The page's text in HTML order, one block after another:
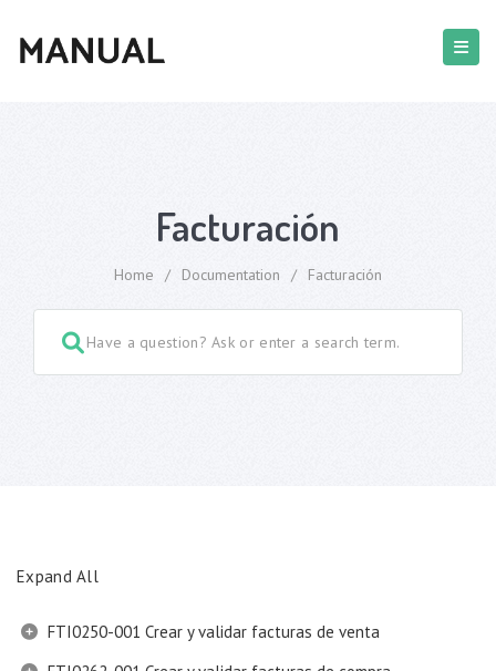
Facturación
Home / Documentation / Facturación
Expand All
FTI0250-001 Crear y validar facturas de venta